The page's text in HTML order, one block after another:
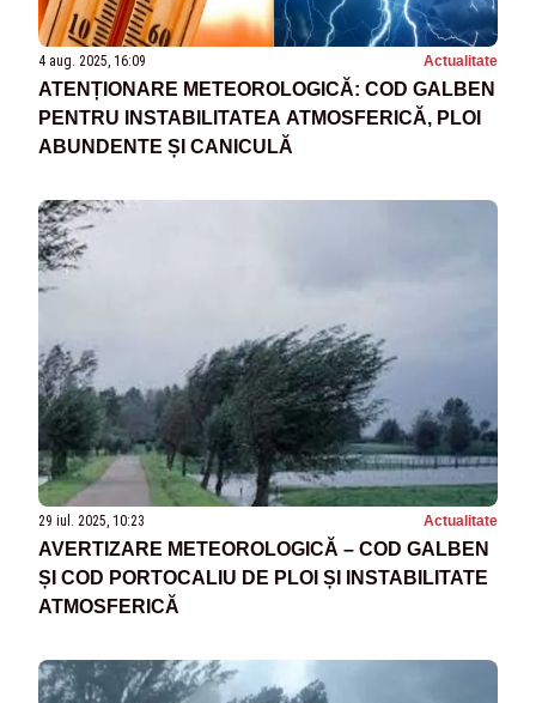
4 aug. 2025, 16:09 Actualitate
ATENȚIONARE METEOROLOGICĂ: COD GALBEN
PENTRU INSTABILITATEA ATMOSFERICĂ, PLOI
ABUNDENTE ȘI CANICULĂ
29 iul. 2025, 10:23 Actualitate
AVERTIZARE METEOROLOGICĂ – COD GALBEN
ȘI COD PORTOCALIU DE PLOI ȘI INSTABILITATE
ATMOSFERICĂ